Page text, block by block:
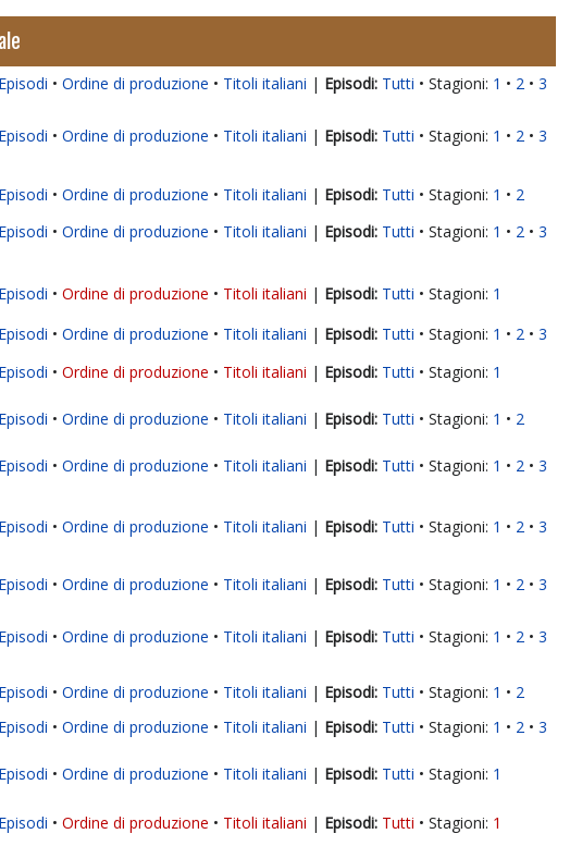
Episodi Ordine di produzione Titoli italiani | Tutti Stagioni: 1 2
3
Episodi Ordine di produzione Titoli italiani | Tutti Stagioni: 1 2
3
Episodi Ordine di produzione Titoli italiani | Tutti Stagioni: 1
2
Episodi Ordine di produzione Titoli italiani | Tutti Stagioni: 1 2
3
Episodi Ordine di produzione Titoli italiani | Tutti Stagioni: 1
Episodi Ordine di produzione Titoli italiani | Tutti Stagioni: 1 2
3
Episodi Ordine di produzione Titoli italiani | Tutti Stagioni: 1
Episodi Ordine di produzione Titoli italiani | Tutti Stagioni: 1 2
Episodi Ordine di produzione Titoli italiani | Tutti Stagioni: 1 2
3
Episodi Ordine di produzione Titoli italiani | Tutti Stagioni: 1 2
3
Episodi Ordine di produzione Titoli italiani | Tutti Stagioni: 1 2
3
Episodi Ordine di produzione Titoli italiani | Tutti Stagioni: 1 2
3
Episodi Ordine di produzione Titoli italiani | Tutti Stagioni: 1
2
Episodi Ordine di produzione Titoli italiani | Tutti Stagioni: 1 2
3
Episodi Ordine di produzione Titoli italiani | Tutti Stagioni: 1
Episodi Ordine di produzione Titoli italiani | Tutti Stagioni: 1